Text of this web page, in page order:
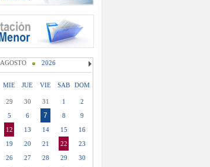
AGOSTO 2026
MIE JUE VIE SAB DOM
29 30 31 1
2
5 6 7 8
9
12 13 14 15
16
19 20 21 22
23
26 27 28 29
30